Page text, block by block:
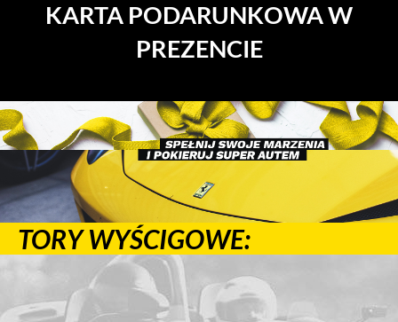
KARTA PODARUNKOWA W
PREZENCIE
TORY WYŚCIGOWE: